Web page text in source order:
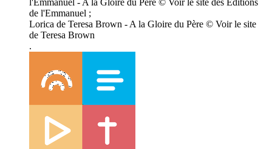
l'Emmanuel - A la Gloire du Père © Voir le site des Éditions
de l'Emmanuel ;
Lorica de Teresa Brown - A la Gloire du Père © Voir le site
de Teresa Brown
.